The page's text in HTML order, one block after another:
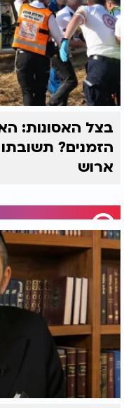
בצל האסונות:
הזמנים?
ארוש